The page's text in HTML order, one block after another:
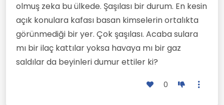
olmuş zeka bu ülkede. Şaşılası bir durum. En kesin
açık konulara kafası basan kimselerin ortalıkta
görünmediği bir yer. Çok şaşılası. Acaba sulara
mı bir ilaç kattılar yoksa havaya mı bir gaz
saldılar da beyinleri dumur ettiler ki?
0